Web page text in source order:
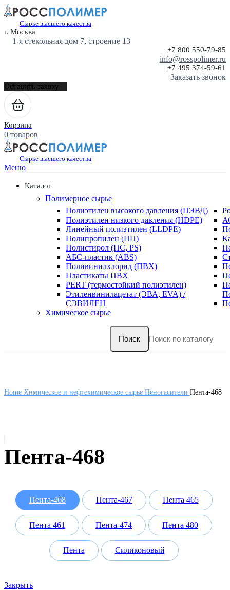
Сырье высшего качества
г. Москва
1-я стекольная дом 7, строение 13
+7 800 550-79-85
info@rosspolimer.ru
+7 495 374-59-61
Заказать звонок
Оставить заявку
Корзина
0 товаров
Сырье высшего качества
Меню
Каталог
Полимерное сырье
Полиэтилен высокого давления (ПЭВД)
Полиэтилен низкого давления (HDPE)
Линейный полиэтилен (LLDPE)
Полипропилен (ПП)
Полистирол (ПС, PS)
АБС-пластик (ABS)
Поливинилхлорид (ПВХ)
Пластикаты ПВХ
PERT (термостойкий полиэтилен)
Этиленвинилацетат (ЭВА, EVA) /
СЭВИЛЕН
Химическое сырье
Поиск
Home Химическое и нефтехимическое сырье Пеногасители Пента-468
Пента-468
Пента-468 Пента-467 Пента 465
Пента 461 Пента-474 Пента 480
Пента Силиконовый
Закрыть